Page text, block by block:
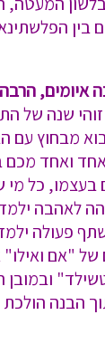
בין
איומים,
זוהי שנה של
מבחוץ עם
אחד ואחד
בעצמו, כל
לאהבה
פעולה
"אם ואילו"
הבנה